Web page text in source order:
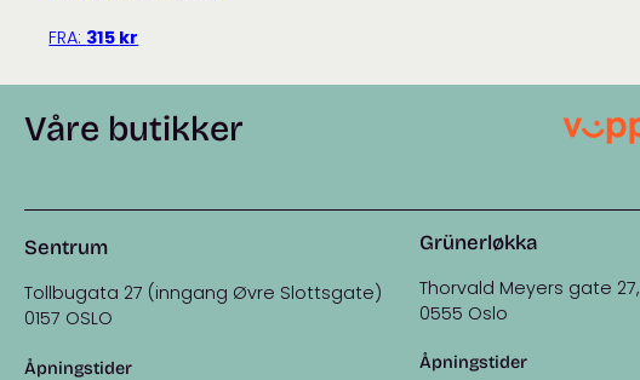
FRA: 315 kr
Våre butikker
Sentrum
Tollbugata 27 (inngang Øvre Slottsgate)
0157 OSLO
Åpningstider
Grünerløkka
Thorvald Meyers gate 27,
0555 Oslo
Åpningstider